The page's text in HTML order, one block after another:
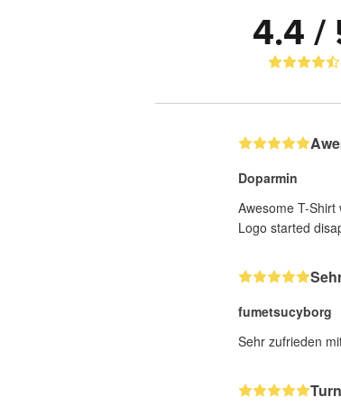
4.4 /
Doparmin
Awesome T-
Logo started
fumetsucyborg
Sehr zufrieden